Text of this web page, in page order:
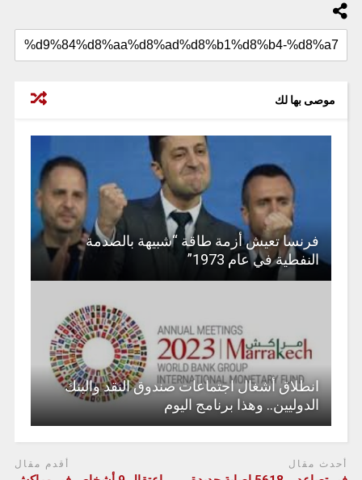
موصى بها لك
فرنسا تعيش أزمة طاقة “شبيهة بالصدمة
النفطية في عام 1973”
انطلاق أشغال اجتماعات صندوق النقد والبنك
الدوليين.. وهذا برنامج اليوم
أحدث مقال أقدم مقال